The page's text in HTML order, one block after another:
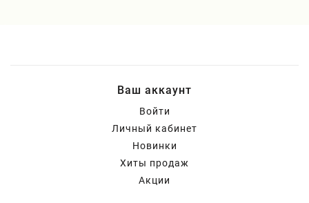
Ваш аккаунт
Войти
Личный кабинет
Новинки
Хиты продаж
Акции